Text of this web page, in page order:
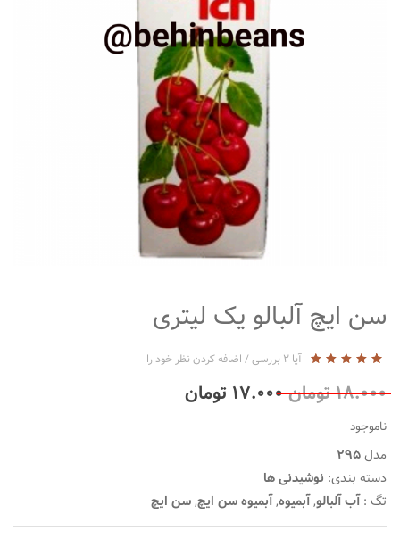
سن ایچ آلبالو یک لیتری
بر
رتبه
بندی
توسط
مشتری
آیا 2 بررسی / اضافه کردن نظر خود را
۱۸.۰۰۰تومان۱۷.۰۰۰ تومان
ناموجود
مدل295
دسته بندی: نوشیدنی ها
تگ :آب آلبالو,آبمیوه,آبمیوه سن ایچ,سن ایچ